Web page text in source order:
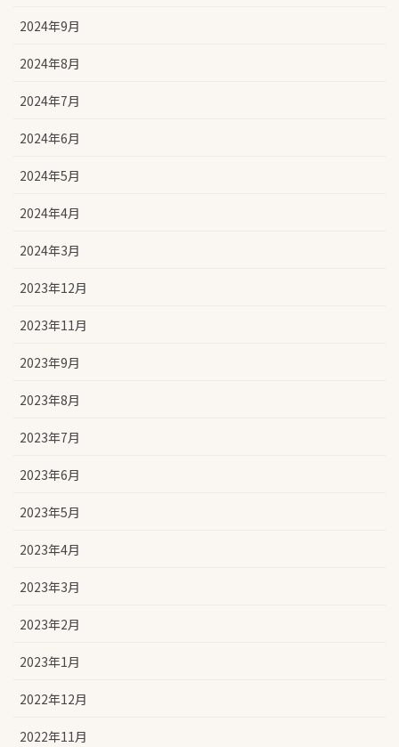
2024年9月
2024年8月
2024年7月
2024年6月
2024年5月
2024年4月
2024年3月
2023年12月
2023年11月
2023年9月
2023年8月
2023年7月
2023年6月
2023年5月
2023年4月
2023年3月
2023年2月
2023年1月
2022年12月
2022年11月